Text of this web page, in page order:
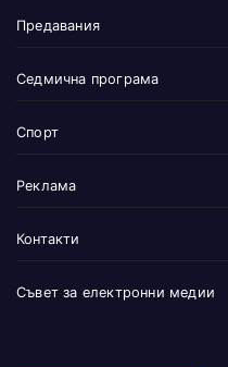
Предавания
Седмична програма
Спорт
Реклама
Контакти
Съвет за електронни медии